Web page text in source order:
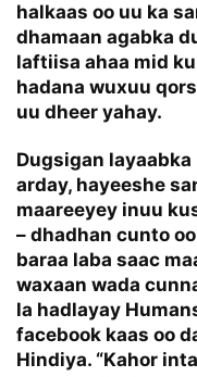
halkaas oo uu ka
dhamaan agabka
laftiisa ahaa mid
hadana wuxuu
uu dheer yahay.
Dugsigan
arday, hayeeshe
maareeyey inuu
– dhadhan cunto
baraa laba saac
waxaan wada
la hadlayay
facebook kaas oo
Hindiya. “Kahor